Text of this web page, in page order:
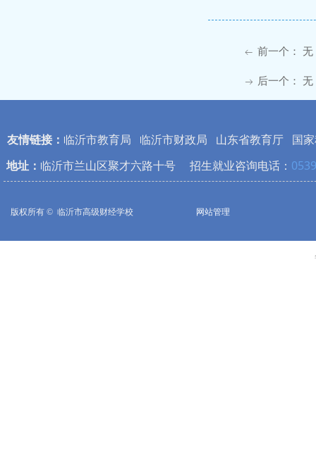
ꂃ 前一个： 无
ꁹ 后一个： 无
地址： 临沂市兰山区聚才六路十号 招生就业咨询电话：
友情链接： 临沂市教育局 临沂市财政局 山东省教育厅 国
版权所有 © 临沂市高级财经学校 网站管理